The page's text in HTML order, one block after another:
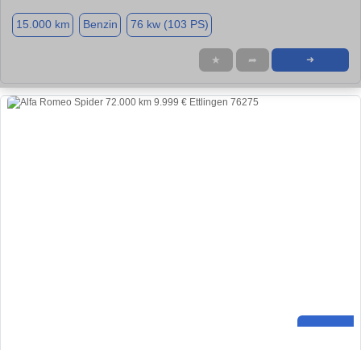
15.000 km Benzin 76 kw (103 PS)
★ ➦ ➜